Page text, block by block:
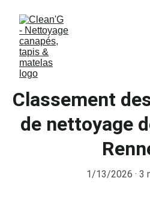
Classement
de nettoyage
1/13/2026 3